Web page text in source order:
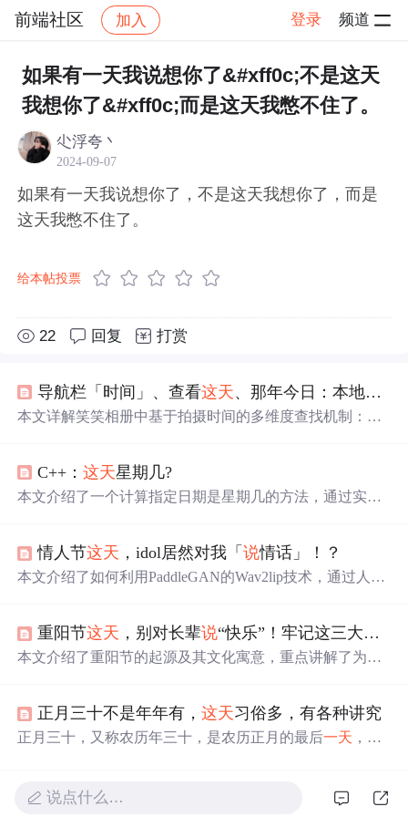
前端社区 加入 登录 频道
社区 前端社区 感慨 帖子详情
如果有一天我说想你了&#xff0c;不是这天
我想你了&#xff0c;而是这天我憋不住了。
尐浮夸丶
2024-09-07
如果有一天我说想你了，不是这天我想你了，而是
这天我憋不住了。
给本帖投票
22 回复 打赏
导航栏「时间」、查看这天、那年今日：本地相册怎么按时间找图
本文详解笑笑相册中基于拍摄时间的多维度查找机制：导
忆；筛选与搜索支持时间条件动态收窄；时区处理统一以
本机时区切分日期，确保库内时间一致性。所有功能均依
C++：这天星期几?
本文介绍了一个计算指定日期是星期几的方法，通过实现
日期，并提供了完整的代码实现。
情人节这天 ，idol居然对我「说情话」！？
本文介绍了如何利用PaddleGAN的Wav2lip技术，通过人脸
操作步骤，带你体验唇形合成的魅力。
重阳节这天 ，别对长辈说“快乐”！牢记这三大习俗两大忌讳，为父母添福纳祥
本文介绍了重阳节的起源及其文化寓意，重点讲解了为何
赏秋、吃重阳糕和品菊花酒，并提醒注意两大忌讳：避免
不当祝福及不让长辈劳累。文章旨在帮助读者更好地理解
正月三十不是年年有，这天习俗多，有各种讲究
正月三十，又称农历年三十，是农历正月的最后一天 ，其
先、打扫卫生等习俗，祈求新一年的平安、健康和好运。
说点什么…